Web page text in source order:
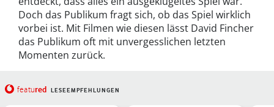
Doch das Publikum fragt sich, ob das Spiel wirklich
vorbei ist. Mit Filmen wie diesen lässt David Fincher
das Publikum oft mit unvergesslichen letzten
Momenten zurück.
featured LESEEMPFEHLUNGEN